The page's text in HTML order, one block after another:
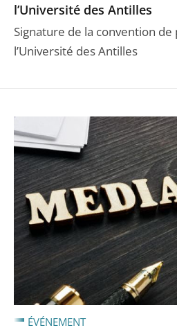
l’Université des Antilles
Signature de la convention
l’Université des Antilles
ÉVÉNEMENT